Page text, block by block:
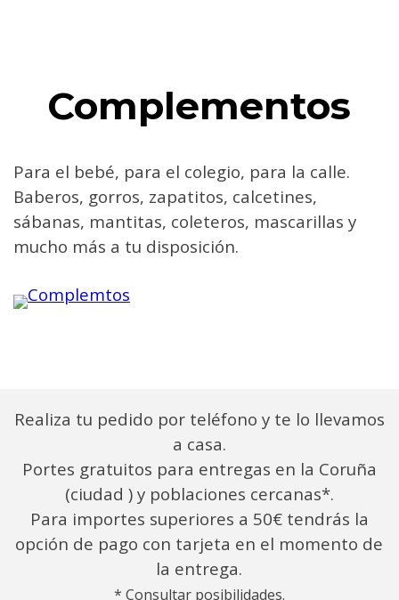
Complementos
Para el bebé, para el colegio, para la calle.
Baberos, gorros, zapatitos, calcetines,
sábanas, mantitas, coleteros, mascarillas y
mucho más a tu disposición.
Realiza tu pedido por teléfono y te lo llevamos
a casa.
Portes gratuitos para entregas en la Coruña
(ciudad ) y poblaciones cercanas*.
Para importes superiores a 50€ tendrás la
opción de pago con tarjeta en el momento de
la entrega.
* Consultar posibilidades.